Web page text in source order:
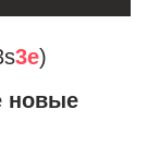
3e)
новые